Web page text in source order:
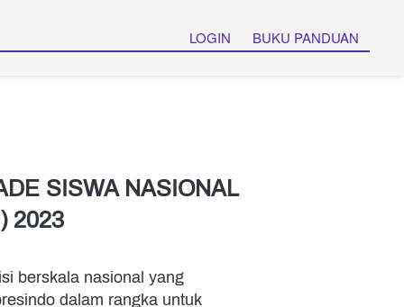
LOGIN BUKU PANDUAN
SISWA NASIONAL
2023
berskala nasional yang
dalam rangka untuk